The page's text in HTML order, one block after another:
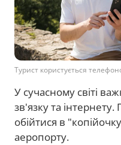
Турист користується
У сучасному світі
зв'язку та
обійтися в
аеропорту.